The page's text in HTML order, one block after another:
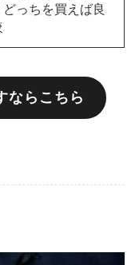
っちを買えば良
らこちら